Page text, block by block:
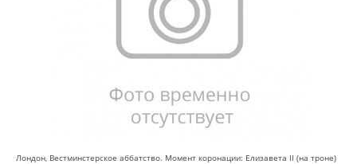
Лондон, Вестминстерское аббатство. Момент коронации: Елизавета II (на троне)